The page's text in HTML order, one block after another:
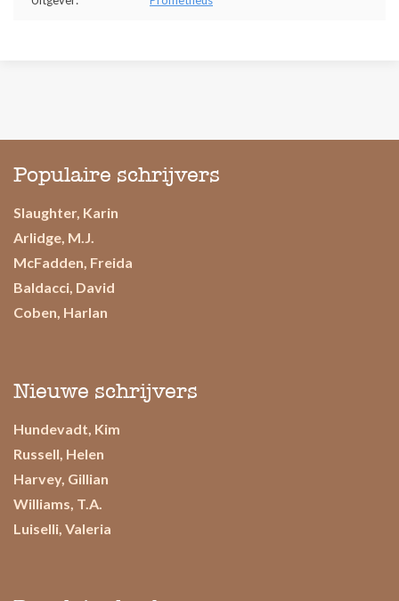
Populaire schrijvers
Slaughter, Karin
Arlidge, M.J.
McFadden, Freida
Baldacci, David
Coben, Harlan
Nieuwe schrijvers
Hundevadt, Kim
Russell, Helen
Harvey, Gillian
Williams, T.A.
Luiselli, Valeria